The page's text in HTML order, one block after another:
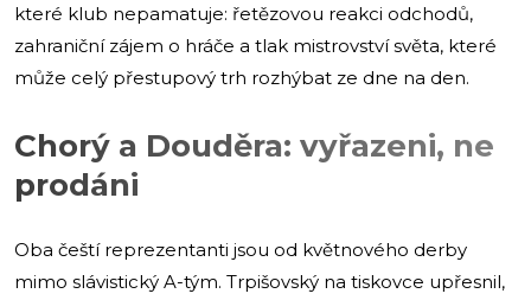
které klub nepamatuje: řetězovou reakci odchodů,
zahraniční zájem o hráče a tlak mistrovství světa, které
může celý přestupový trh rozhýbat ze dne na den.
Chorý a Douděra: vyřazeni, ne
prodáni
Oba čeští reprezentanti jsou od květnového derby
mimo slávistický A-tým. Trpišovský na tiskovce upřesnil,